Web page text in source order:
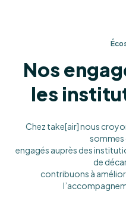
Nos
les
Chez take[air] nous
sommes
engagés auprès des
de
contribuons à